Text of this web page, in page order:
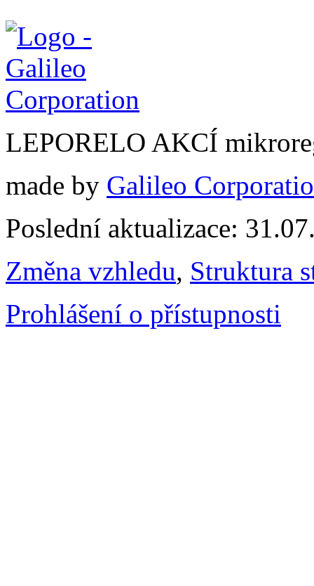
LEPORELO AKCÍ
made by Galileo
Poslední aktualizace:
Změna vzhledu, Struktura
Prohlášení o přístupnosti